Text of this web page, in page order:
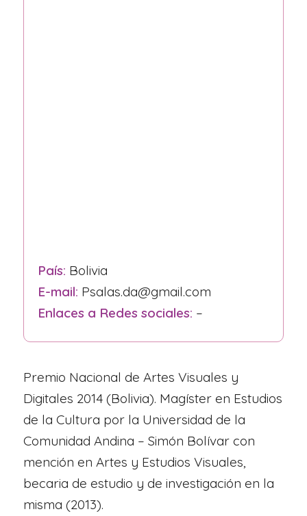
País: Bolivia
E-mail: Psalas.da@gmail.com
Enlaces a Redes sociales: –
Premio Nacional de Artes Visuales y
Digitales 2014 (Bolivia). Magíster en Estudios
de la Cultura por la Universidad de la
Comunidad Andina – Simón Bolívar con
mención en Artes y Estudios Visuales,
becaria de estudio y de investigación en la
misma (2013).